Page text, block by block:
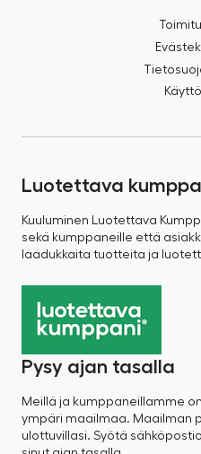
Luotettava
Kuuluminen Luotettava
sekä kumppaneille että
laadukkaita tuotteita ja
Pysy ajan tasalla
Meillä ja kumppaneillamme
ympäri maailmaa. Maailman
ulottuvillasi. Syötä